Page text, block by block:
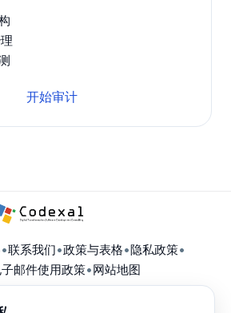
开始审计
•联系我们•政策与表格•隐私政策•
邮件使用政策•网站地图